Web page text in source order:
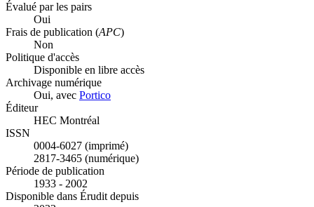
Évalué par les pairs
Oui
Frais de publication (APC)
Non
Politique d'accès
Disponible en libre accès
Archivage numérique
Oui, avec Portico
Éditeur
HEC Montréal
ISSN
0004-6027 (imprimé)
2817-3465 (numérique)
Période de publication
1933 - 2002
Disponible dans Érudit depuis